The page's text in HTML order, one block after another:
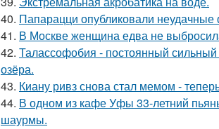
40. Папарацци опубликовали неудачные
41. В Москве женщина едва не
42. Талассофобия - постоянный
озёра.
43. Киану ривз снова стал мемом -
44. В одном из кафе Уфы 33-летний
шаурмы.